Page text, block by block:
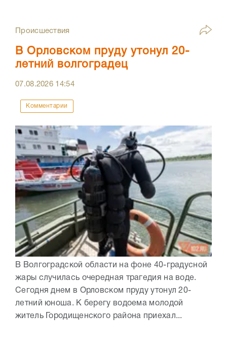
Происшествия
В Орловском пруду утонул 20-
летний волгоградец
07.08.2026 14:54
Комментарии
В Волгоградской области на фоне 40-градусной
жары случилась очередная трагедия на воде.
Сегодня днем в Орловском пруду утонул 20-
летний юноша. К берегу водоема молодой
житель Городищенского района приехал...